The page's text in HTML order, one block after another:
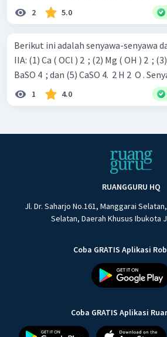
2 5.0
Berikut ini adalah senyawa-senyawa
IIA: (1) Ca ( OCl ) 2 ​ ; (2) Mg ( OH ) 2 ​ ; (3) Ca ( OH ) 2 ​ ; (4)
BaSO 4 ​ ; dan
1 4.0
RUANGGURU HQ
Jl. Dr. Saharjo No.161, Manggarai
Selatan, Daerah Khusus Ibukota
Coba GRATIS Aplikasi
Coba GRATIS Aplikasi